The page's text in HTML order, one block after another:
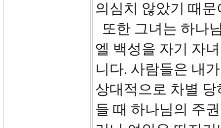
의심치 않았기 때
또한 그녀는 하나
엘 백성을 자기 자
니다. 사람들은 내
상대적으로 차별
들 때 하나님의 주